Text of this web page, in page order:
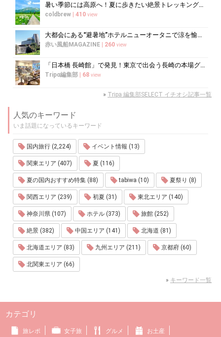
暑い季節には高原へ！夏に歩きたい絶景トレッキング10選
coldbrew | 410 view
大都会にある“避暑地”ホテルニューオータニで涼を愉しむ
赤い風船MAGAZINE | 260 view
「日本橋 長崎館」で発見！東京で出会う長崎の本場グルメ＆名産品巡り
Tripα編集部 | 68 view
» Tripa 編集部SELECT イチオシ記事一覧
人気のキーワード
いま話題になっているキーワード
国内旅行 (2,224) イベント情報 (13)
関東エリア (407) 夏 (116)
夏の国内おすすめ特集 (88) tabiwa (10) 夏祭り (8)
関西エリア (239) 初夏 (31) 東北エリア (140)
神奈川県 (107) ホテル (373) 旅館 (252)
絶景 (382) 中国エリア (141) 北海道 (81)
北海道エリア (83) 九州エリア (211) 京都府 (60)
北関東エリア (66)
» キーワード一覧
カテゴリ
旅レポ 女子旅 グルメ お土産